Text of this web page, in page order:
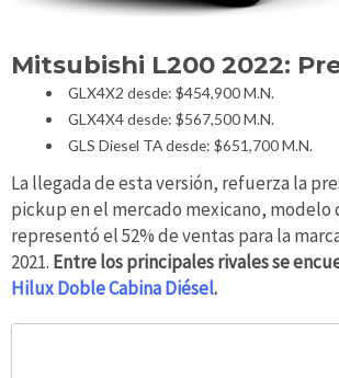
Mitsubishi L200 2022:
GLX4X2 desde: $454,900 M.N.
GLX4X4 desde: $567,500 M.N.
GLS Diesel TA desde: $651,700 M.N.
La llegada de esta versión, refuerza la
pickup en el mercado mexicano,
representó el 52% de ventas para la
2021. Entre los principales rivales se
Hilux Doble Cabina Diésel.